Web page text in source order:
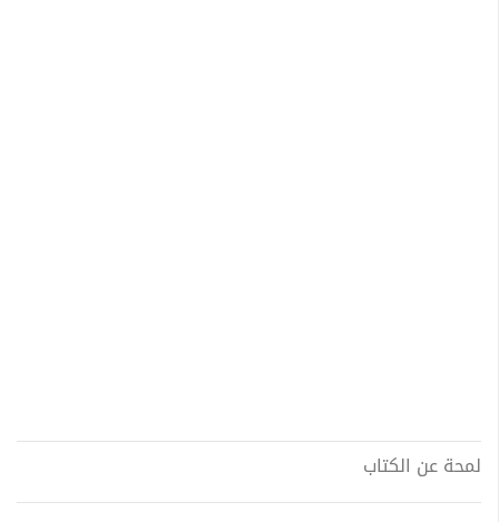
لمحة عن الكتاب